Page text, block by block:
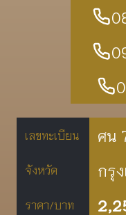
เลขทะเบียน ศน
จังหวัด กรุ
ราคา/บาท